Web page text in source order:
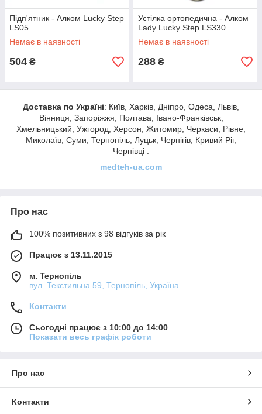
Підп'ятник - Алком Lucky Step
LS05
Немає в наявності
504 ₴
Устілка ортопедична - Алком
Lady Lucky Step LS330
Немає в наявності
288 ₴
Доставка по Україні: Київ, Харків, Дніпро, Одеса, Львів,
Вінниця, Запоріжжя, Полтава, Івано-Франківськ,
Хмельницький, Ужгород, Херсон, Житомир, Черкаси, Рівне,
Миколаїв, Суми, Тернопіль, Луцьк, Чернігів, Кривий Ріг,
Чернівці .
medteh-ua.com
Про нас
100% позитивних з 98 відгуків за рік
Працює з 13.11.2015
м. Тернопіль
вул. Текстильна 59, Тернопіль, Україна
Контакти
Сьогодні працює з 10:00 до 14:00
Показати весь графік роботи
Про нас
Контакти